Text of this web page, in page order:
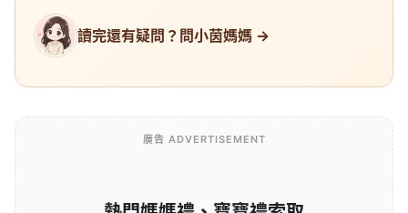
讀完還有疑問？問小茵媽媽 →
廣告 ADVERTISEMENT